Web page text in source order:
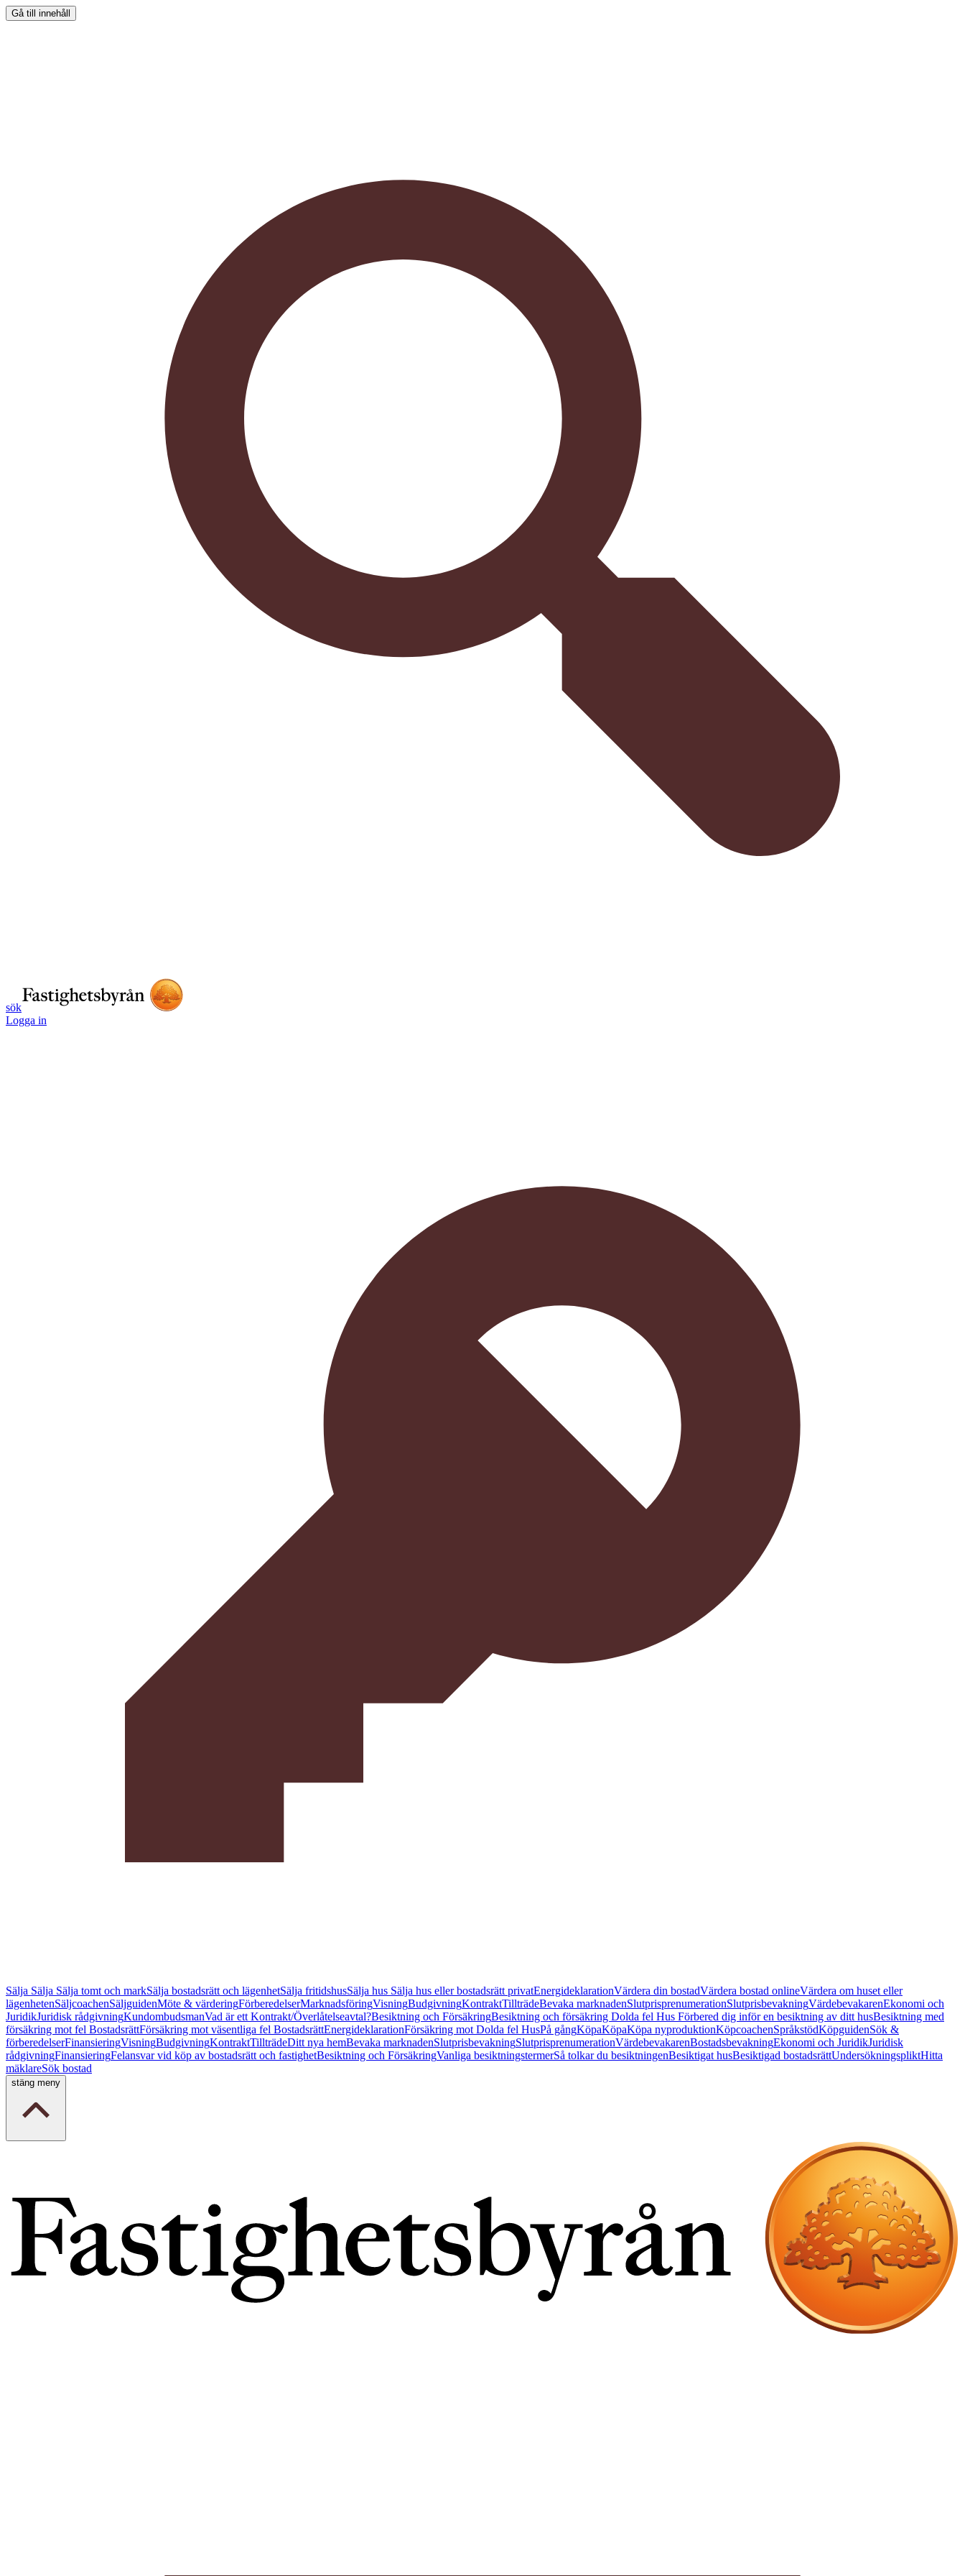
Gå till innehåll
sök
Logga in
Sälja Sälja Sälja tomt och markSälja bostadsrätt och lägenhetSälja fritidshusSälja hus Sälja hus eller bostadsrätt privatEnergideklarationVärdera din bostadVärdera bostad onlineVärdera om huset eller
lägenhetenSäljcoachenSäljguidenMöte & värderingFörberedelserMarknadsföringVisningBudgivningKontraktTillträdeBevaka marknadenSlutprisprenumerationSlutprisbevakningVärdebevakarenEkonomi och
JuridikJuridisk rådgivningKundombudsmanVad är ett Kontrakt/Överlåtelseavtal?Besiktning och FörsäkringBesiktning och försäkring Dolda fel Hus Förbered dig inför en besiktning av ditt husBesiktning med
försäkring mot fel BostadsrättFörsäkring mot väsentliga fel BostadsrättEnergideklarationFörsäkring mot Dolda fel HusPå gångKöpaKöpaKöpa nyproduktionKöpcoachenSpråkstödKöpguidenSök &
förberedelserFinansieringVisningBudgivningKontraktTillträdeDitt nya hemBevaka marknadenSlutprisbevakningSlutprisprenumerationVärdebevakarenBostadsbevakningEkonomi och JuridikJuridisk
rådgivningFinansieringFelansvar vid köp av bostadsrätt och fastighetBesiktning och FörsäkringVanliga besiktningstermerSå tolkar du besiktningenBesiktigat husBesiktigad bostadsrättUndersökningspliktHitta
mäklareSök bostad
stäng meny